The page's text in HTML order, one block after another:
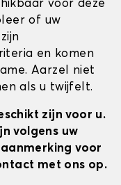
voor deze
of uw
en komen
Aarzel niet
als u twijfelt.
zijn voor u.
volgens uw
voor
met ons op.